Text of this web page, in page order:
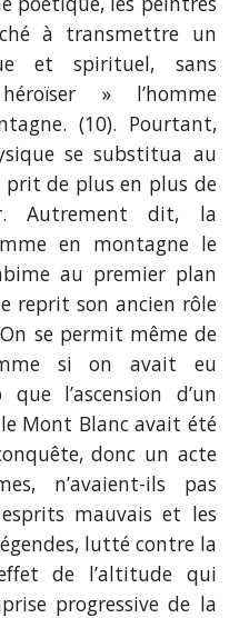
à transmettre un
et spirituel, sans
» l’homme
(10). Pourtant,
se substitua au
de plus en plus de
Autrement dit, la
en montagne le
au premier plan
reprit son ancien rôle
se permit même de
si on avait eu
l’ascension d’un
Mont Blanc avait été
donc un acte
n’avaient-ils pas
mauvais et les
lutté contre la
de l’altitude qui
progressive de la